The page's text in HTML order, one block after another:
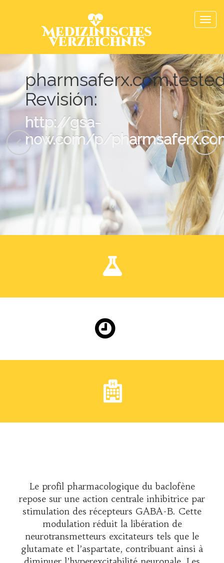
Medizinisches
Verzeichnis
Revisión:
http://gsa-
now.com/p/
Le profil pharmacologique du baclofène
repose sur une action centrale inhibitrice par
stimulation des récepteurs GABA-B. Cette
modulation réduit la libération de
neurotransmetteurs excitateurs tels que le
glutamate et l’aspartate, contribuant ainsi à